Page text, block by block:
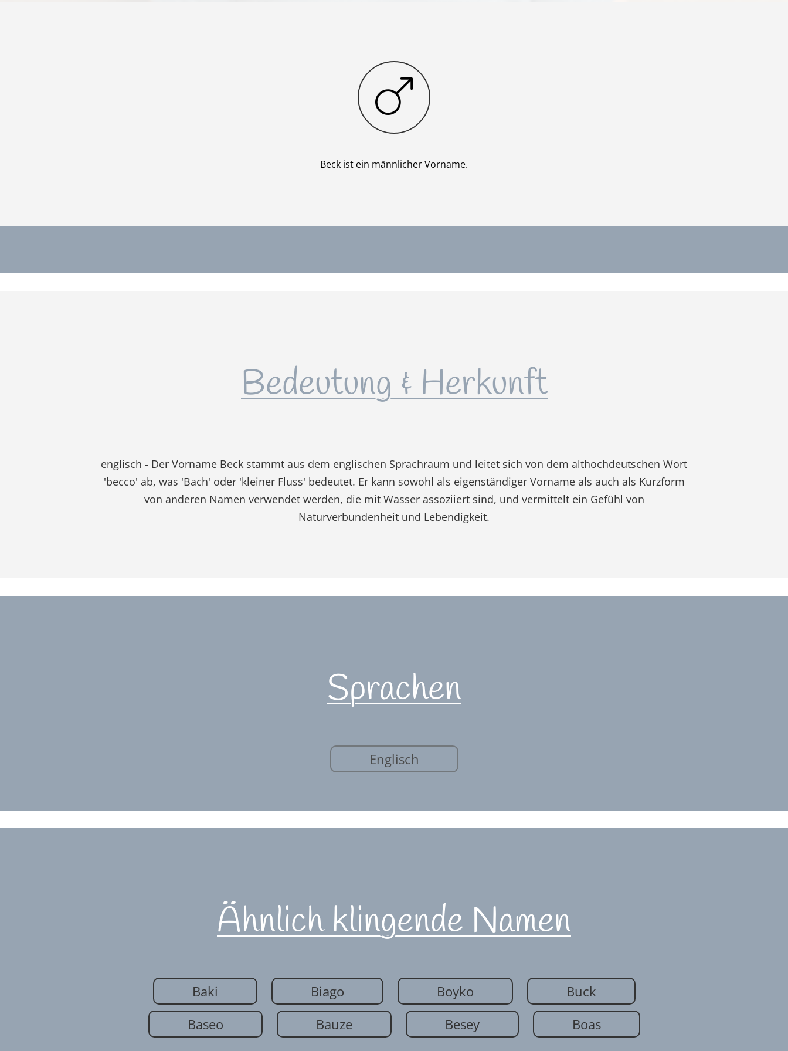
Junge
Beck ist ein männlicher Vorname.
Bedeutung & Herkunft
englisch - Der Vorname Beck stammt aus dem englischen Sprachraum und leitet sich von dem althochdeutschen Wort
'becco' ab, was 'Bach' oder 'kleiner Fluss' bedeutet. Er kann sowohl als eigenständiger Vorname als auch als Kurzform
von anderen Namen verwendet werden, die mit Wasser assoziiert sind, und vermittelt ein Gefühl von
Naturverbundenheit und Lebendigkeit.
Sprachen
Englisch
Ähnlich klingende Namen
Baki Biago Boyko
Buck
Baseo
Bauze Besey Boas